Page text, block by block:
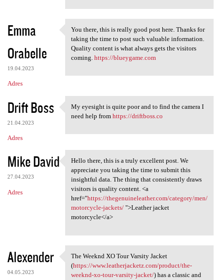
Emma
Orabelle
19.04.2023
Adres
You there, this is really
You there, this is really good post here. Thanks for
taking the time to post such valuable information.
Quality content is what always gets the visitors
coming. https://blueygame.com
Drift Boss
21.04.2023
Adres
My eyesight is quite poor and
My eyesight is quite poor and to find the camera I
need help from https://driftboss.co
Mike David
27.04.2023
Adres
Hello there, this is a truly
Hello there, this is a truly excellent post. We
appreciate you taking the time to submit this
insightful data. The thing that consistently draws
visitors is quality content. <a
href="https://thegenuineleather.com/category/men/
motorcycle-jackets/">Leather jacket
motorcycle</a>
Alexender
04.05.2023
The Weeknd XO Tour Varsity
The Weeknd XO Tour Varsity Jacket
(https://www.leatherjacketz.com/product/the-
weeknd-xo-tour-varsity-jacket/) has a classic and